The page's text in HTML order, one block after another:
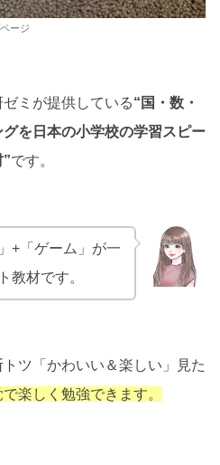
ージ
ミが提供している“国・数・
を日本の小学校の学習スピー
です。
+「ゲーム」が一
教材です。
ツ「かわいい＆楽しい」見た
楽しく勉強できます。